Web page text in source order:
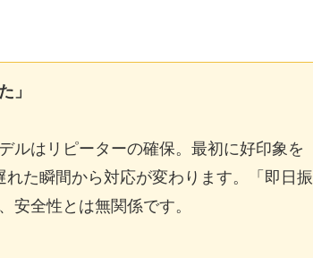
」
ルはリピーターの確保。最初に好印象を
た瞬間から対応が変わります。「即日振
安全性とは無関係です。